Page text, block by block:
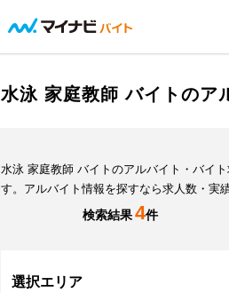
水泳 家庭教師 バイトのア
水泳 家庭教師 バイトのアルバイト・バイ
す。アルバイト情報を探すなら求人数・実
検索結果4件
選択エリア